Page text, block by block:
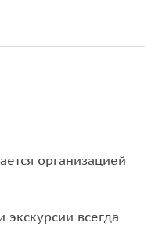
организацией
всегда